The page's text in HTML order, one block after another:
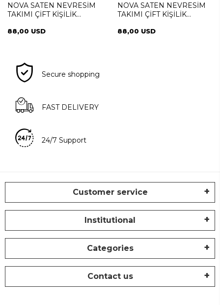
NOVA SATEN NEVRESİM
TAKIMI ÇİFT KİŞİLİK
88,00 USD
NOVA SATEN NEVRESİM
TAKIMI ÇİFT KİŞİLİK
88,00 USD
Secure shopping
FAST DELIVERY
24/7 Support
Customer service
Institutional
Categories
Contact us